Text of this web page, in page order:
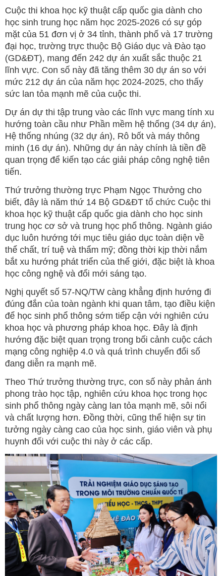
Cuộc thi khoa học kỹ thuật cấp quốc gia dành cho
học sinh trung học năm học 2025-2026 có sự góp
mặt của 51 đơn vị ở 34 tỉnh, thành phố và 17 trường
đại học, trường trực thuộc Bộ Giáo dục và Đào tạo
(GD&ĐT), mang đến 242 dự án xuất sắc thuộc 21
lĩnh vực. Con số này đã tăng thêm 30 dự án so với
mức 212 dự án của năm học 2024-2025, cho thấy
sức lan tỏa mạnh mẽ của cuộc thi.
Dự án dự thi tập trung vào các lĩnh vực mang tính xu
hướng toàn cầu như Phần mềm hệ thống (34 dự án),
Hệ thống nhúng (32 dự án), Rô bốt và máy thông
minh (16 dự án). Những dự án này chính là tiền đề
quan trọng để kiến tạo các giải pháp công nghệ tiên
tiến.
Thứ trưởng thường trực Phạm Ngọc Thưởng cho
biết, đây là năm thứ 14 Bộ GD&ĐT tổ chức Cuộc thi
khoa học kỹ thuật cấp quốc gia dành cho học sinh
trung học cơ sở và trung học phổ thông. Ngành giáo
dục luôn hướng tới mục tiêu giáo dục toàn diện về
thể chất, trí tuệ và thẩm mỹ; đồng thời kịp thời nắm
bắt xu hướng phát triển của thế giới, đặc biệt là khoa
học công nghệ và đổi mới sáng tạo.
Nghị quyết số 57-NQ/TW càng khẳng định hướng đi
đúng đắn của toàn ngành khi quan tâm, tạo điều kiện
để học sinh phổ thông sớm tiếp cận với nghiên cứu
khoa học và phương pháp khoa học. Đây là định
hướng đặc biệt quan trọng trong bối cảnh cuộc cách
mạng công nghiệp 4.0 và quá trình chuyển đổi số
đang diễn ra mạnh mẽ.
Theo Thứ trưởng thường trực, con số này phản ánh
phong trào học tập, nghiên cứu khoa học trong học
sinh phổ thông ngày càng lan tỏa mạnh mẽ, sôi nổi
và chất lượng hơn. Đồng thời, cũng thể hiện sự tin
tưởng ngày càng cao của học sinh, giáo viên và phụ
huynh đối với cuộc thi này ở các cấp.